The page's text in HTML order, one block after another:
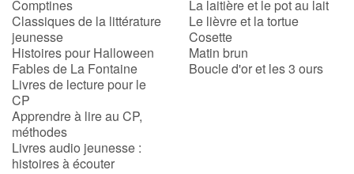
Vidéos & Tutoriaux
Blog
Actualités
Comptines
Classiques de la littérature
jeunesse
Histoires pour Halloween
Fables de La Fontaine
Livres de lecture pour le
CP
Apprendre à lire au CP,
méthodes
Livres audio jeunesse :
histoires à écouter
La laitière et le pot au lait
Le lièvre et la tortue
Cosette
Matin brun
Boucle d'or et les 3 ours